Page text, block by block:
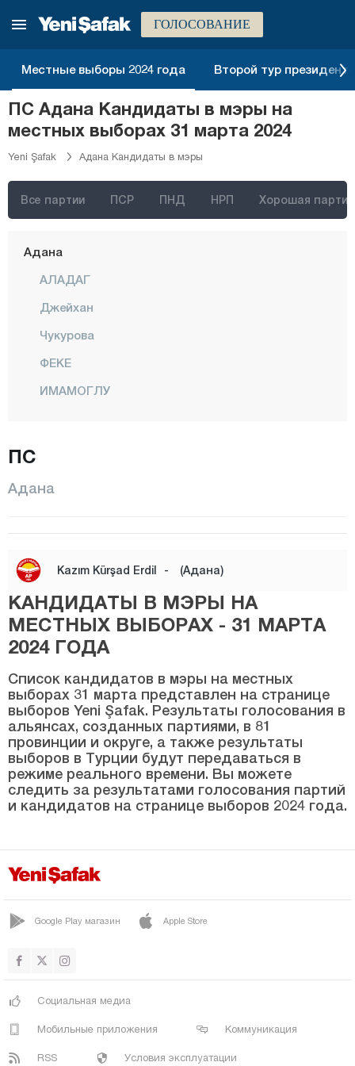
ГОЛОСОВАНИЕ
Местные выборы 2024 года Второй тур
ПС Адана Кандидаты в мэры на
местных выборах 31 марта 2024
Yeni Şafak Адана Кандидаты в мэры
Все партии ПСР ПНД НРП Хорошая партия
Стамбул
Измир
Адана
АЛАДАГ
Джейхан
Чукурова
ФЕКЕ
ИМАМОГЛУ
ТУФАНБЕЙЛИ
ЙУМУРТАЛЫК
Адыяман
Афьонкарахисар
Агры
Аксарай
Амасья
Айдын
Батман
Байбурт
Биледжик
ПС
Адана
Kazım Kürşad Erdil - (Адана)
КАНДИДАТЫ В МЭРЫ НА
МЕСТНЫХ ВЫБОРАХ - 31 МАРТА
2024 ГОДА
Список кандидатов в мэры на местных
выборах 31 марта представлен на странице
выборов Yeni Şafak. Результаты голосования в
альянсах, созданных партиями, в 81
провинции и округе, а также результаты
выборов в Турции будут передаваться в
режиме реального времени. Вы можете
следить за результатами голосования партий
и кандидатов на странице выборов 2024 года.
Google Play магазин Apple Store
Социальная медиа
Мобильные приложения Коммуникация
RSS Условия эксплуатации